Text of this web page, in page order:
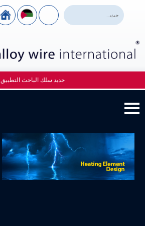
جديد سلك الباحث التطبيق